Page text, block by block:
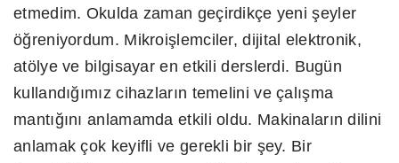
etmedim. Okulda zaman geçirdikçe yeni şeyler
öğreniyordum. Mikroişlemciler, dijital elektronik,
atölye ve bilgisayar en etkili derslerdi. Bugün
kullandığımız cihazların temelini ve çalışma
mantığını anlamamda etkili oldu. Makinaların dilini
anlamak çok keyifli ve gerekli bir şey. Bir